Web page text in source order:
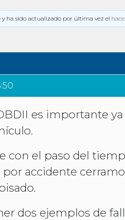
y ha sido actualizado por última vez el
es importante
con el paso del
por accidente
dos ejemplos de